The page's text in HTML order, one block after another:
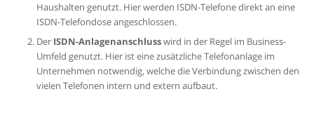
Haushalten genutzt. Hier werden ISDN-Telefone direkt an eine
ISDN-Telefondose angeschlossen.
Der ISDN-Anlagenanschlusswird in der Regel im Business-
Umfeld genutzt. Hier ist eine zusätzliche Telefonanlage im
Unternehmen notwendig, welche die Verbindung zwischen den
vielen Telefonen intern und extern aufbaut.